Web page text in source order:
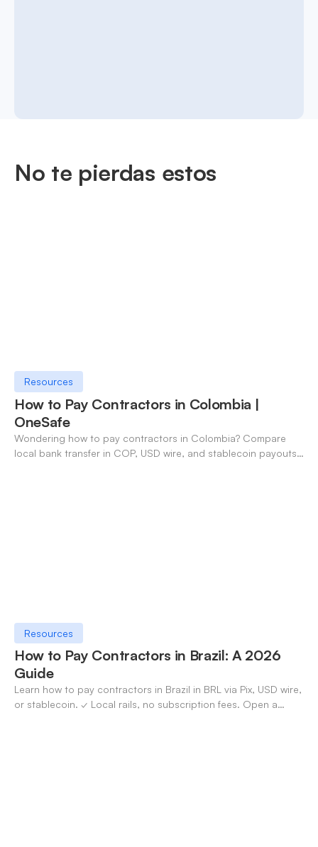
No te pierdas estos
Resources
How to Pay Contractors in Colombia |
OneSafe
Wondering how to pay contractors in Colombia? Compare
local bank transfer in COP, USD wire, and stablecoin payouts.
Resources
How to Pay Contractors in Brazil: A 2026
Guide
Learn how to pay contractors in Brazil in BRL via Pix, USD wire,
or stablecoin. ✓ Local rails, no subscription fees. Open a